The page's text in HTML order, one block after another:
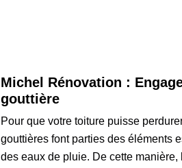
Michel Rénovation :
gouttière
Pour que votre toiture puisse
gouttières font parties des éléments
des eaux de pluie. De cette